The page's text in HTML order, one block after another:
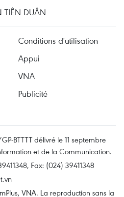
TIÊN DUÂN
Conditions d'utilisation
Appui
VNA
Publicité
BTTTT délivré le 11 septembre
et de la Communication.
Fax: (024) 39411348
VNA. La reproduction sans la